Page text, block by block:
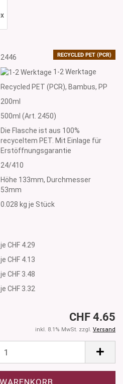
RECYCLED PET (PCR)
2446
1-2 Werktage
Recycled PET (PCR), Bambus, PP
200ml
500ml (Art. 2450)
Die Flasche ist aus 100%
recyceltem PET. Mit Einlage für
Erstöffnungsgarantie
24/410
Höhe 133mm, Durchmesser
53mm
0.028 kg je Stück
je CHF 4.29
je CHF 4.13
je CHF 3.48
je CHF 3.32
CHF 4.65
inkl. 8.1% MwSt. zzgl. Versand